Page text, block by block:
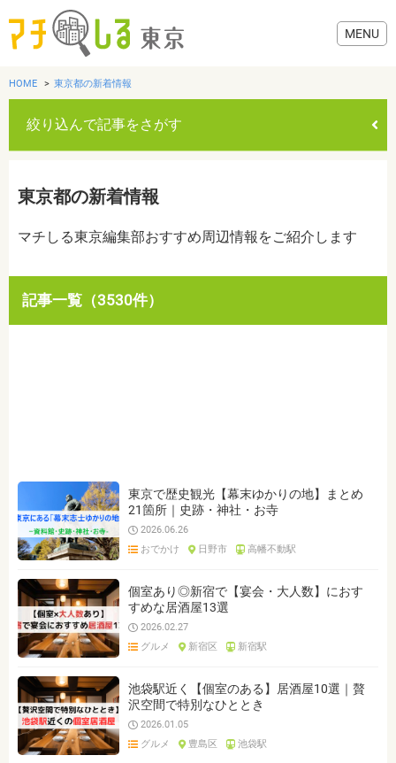
HOME 東京都の新着情報
絞り込んで記事をさがす
東京都の新着情報
マチしる東京編集部おすすめ周辺情報をご紹介します
記事一覧（3530件）
東京で歴史観光【幕末ゆかりの地】まとめ
21箇所｜史跡・神社・お寺
2026.06.26
おでかけ
日野市 高幡不動駅
個室あり◎新宿で【宴会・大人数】におす
すめな居酒屋13選
2026.02.27
グルメ
新宿区 新宿駅
池袋駅近く【個室のある】居酒屋10選｜贅
沢空間で特別なひととき
2026.01.05
グルメ
豊島区 池袋駅